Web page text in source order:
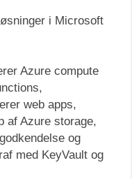
i Microsoft
Azure compute
web apps,
af Azure storage,
og
med KeyVault og